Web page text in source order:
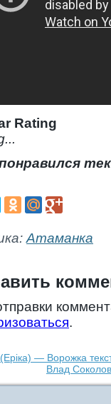
Rating
Атаманка
.
— Ворожка
Влад